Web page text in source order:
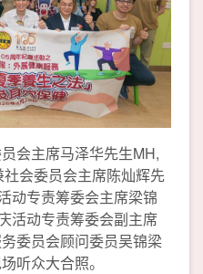
会主席马泽华先生MH,
会委员会主席陈灿辉先
动专责筹委会主席梁锦
活动专责筹委会副主席
委员会顾问委员吴锦梁
听众大合照。